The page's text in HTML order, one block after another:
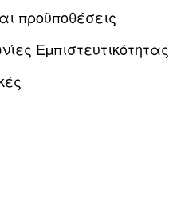
προϋποθέσεις
Εμπιστευτικότητας